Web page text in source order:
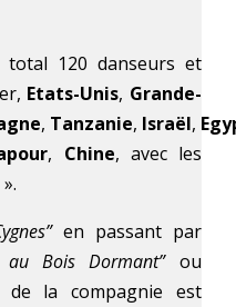
total 120 danseurs et
Etats-Unis, Grande-
, Tanzanie, Israël,
, Chine, avec les
en passant par
Bois Dormant”ou
la compagnie est